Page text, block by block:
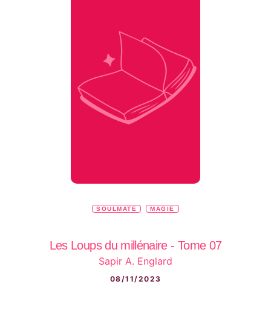
SOULMATE MAGIE
Les Loups du millénaire - Tome 07
Sapir A. Englard
08/11/2023